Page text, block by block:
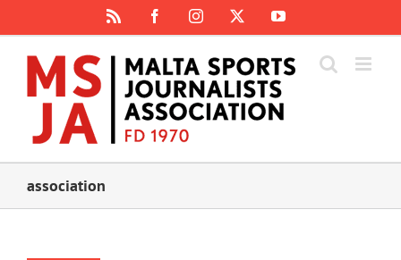
content
FacebookInstagram YouTube
association